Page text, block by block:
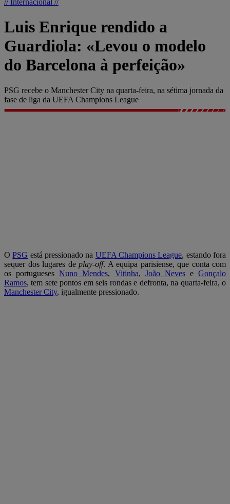
// Internacional //
Luis Enrique rendido a
Guardiola: «Levou o modelo
do Barcelona à perfeição»
PSG recebe o Manchester City na quarta-feira, na sétima jornada da
fase de liga da UEFA Champions League
OPSG está pressionado na UEFA Champions League, estando fora
sequer dos lugares de play-off. A equipa parisiense, que conta com
os portuguesesNuno Mendes, Vitinha, João Nevese Gonçalo
Ramos, tem sete pontos em seis rondas e defronta, na quarta-feira, o
Manchester City, igualmente pressionado.